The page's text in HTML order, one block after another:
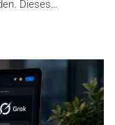
Dieses…